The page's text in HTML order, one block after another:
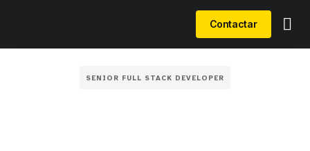
Contactar
SENIOR FULL STACK DEVELOPER